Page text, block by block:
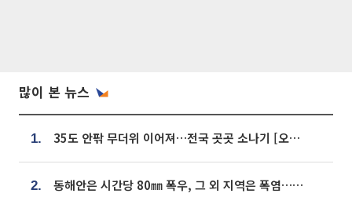
많이 본 뉴스
1. 35도 안팎 무더위 이어져…전국 곳곳 소나기 [오늘 날씨]
2. 동해안은 시간당 80㎜ 폭우, 그 외 지역은 폭염…‘극과 극 날씨’